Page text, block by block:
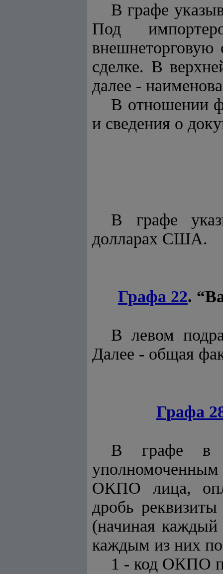
B грaфe
Под
внешнеторговую
сделке. В
далее -
В отношении
и сведения о
В графе
долларах США.
Графа 22.
В левом
Далее - общая
Графа
В графе в
ОКПО лица,
дробь
(начиная каждый
каждым из них
1 - код ОКПО